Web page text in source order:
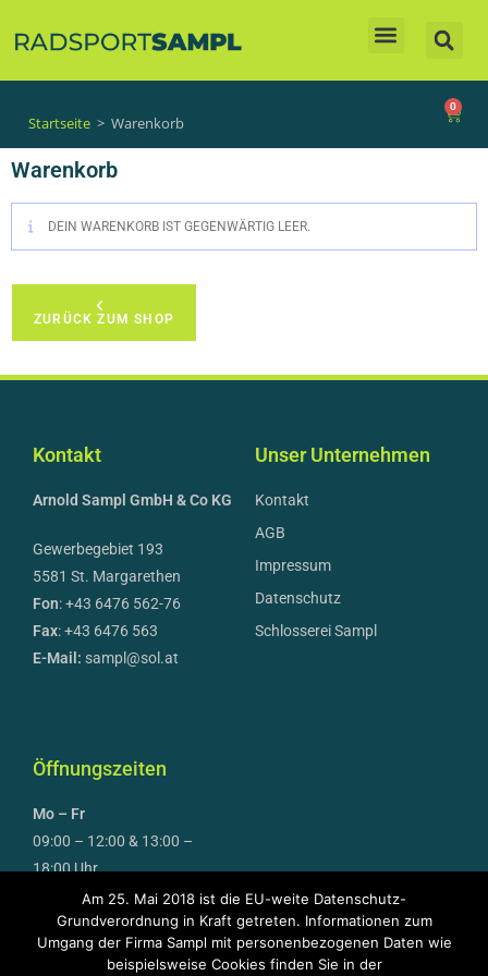
Startseite > Warenkorb
0
Warenkorb
DEIN WARENKORB IST GEGENWÄRTIG LEER.
ZURÜCK ZUM SHOP
Kontakt
Arnold Sampl GmbH & Co KG
Gewerbegebiet 193
5581 St. Margarethen
Fon: +43 6476 562-76
Fax: +43 6476 563
E-Mail: sampl@sol.at
Unser Unternehmen
Kontakt
AGB
Impressum
Datenschutz
Schlosserei Sampl
Öffnungszeiten
Mo – Fr
09:00 – 12:00 & 13:00 –
18:00 Uhr
April bis September auch
Samstag
09:00 – 12:00 Uhr
Am 25. Mai 2018 ist die EU-weite Datenschutz-
Grundverordnung in Kraft getreten. Informationen zum
Umgang der Firma Sampl mit personenbezogenen Daten wie
beispielsweise Cookies finden Sie in der